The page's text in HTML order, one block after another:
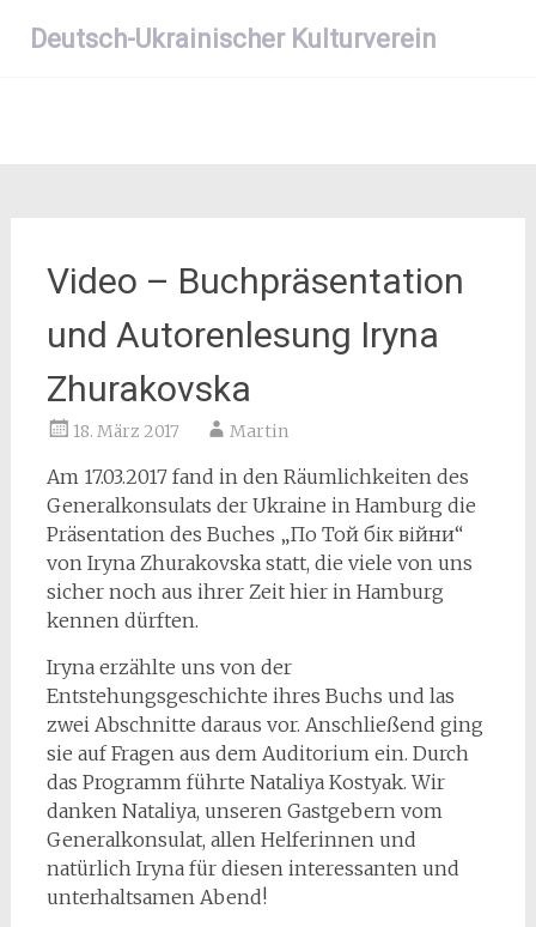
InhaltDeutsch-Ukrainischer Kulturverein
Video – Buchpräsentation
und Autorenlesung Iryna
Zhurakovska
18. März 2017 Martin
Am 17.03.2017 fand in den Räumlichkeiten des
Generalkonsulats der Ukraine in Hamburg die
Präsentation des Buches „По Той бік війни“
von Iryna Zhurakovska statt, die viele von uns
sicher noch aus ihrer Zeit hier in Hamburg
kennen dürften.
Iryna erzählte uns von der
Entstehungsgeschichte ihres Buchs und las
zwei Abschnitte daraus vor. Anschließend ging
sie auf Fragen aus dem Auditorium ein. Durch
das Programm führte Nataliya Kostyak. Wir
danken Nataliya, unseren Gastgebern vom
Generalkonsulat, allen Helferinnen und
natürlich Iryna für diesen interessanten und
unterhaltsamen Abend!